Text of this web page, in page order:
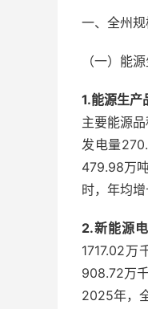
一、全州
（一）能
1.能源生产
主要能源
发电量
479.98万
时，年均
2.新能源
1717.02万
908.72万
2025年，